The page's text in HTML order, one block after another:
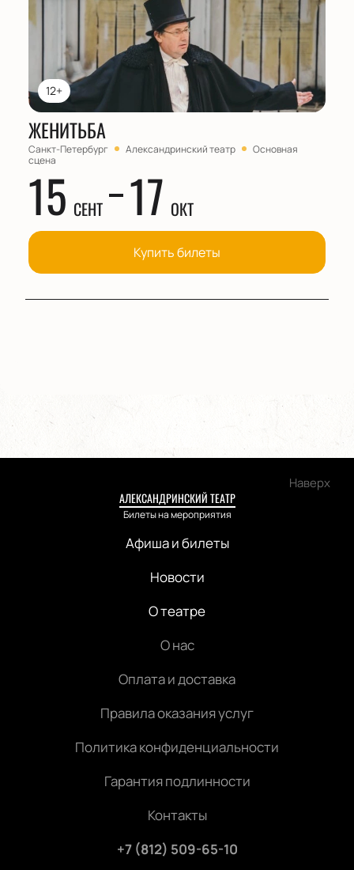
12+
ЖЕНИТЬБА
Санкт-Петербург Александринский театр
Основная
сцена
15 СЕНТ 17 ОКТ
Купить билеты
Наверх
АЛЕКСАНДРИНСКИЙ ТЕАТР
Билеты на мероприятия
Афиша и билеты
Новости
О театре
О нас
Оплата и доставка
Правила оказания услуг
Политика конфиденциальности
Гарантия подлинности
Контакты
+7 (812) 509-65-10